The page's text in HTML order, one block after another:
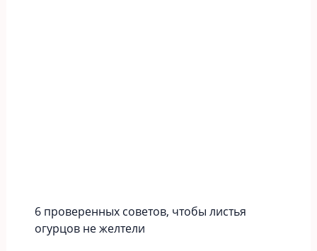
6 проверенных советов, чтобы листья
огурцов не желтели